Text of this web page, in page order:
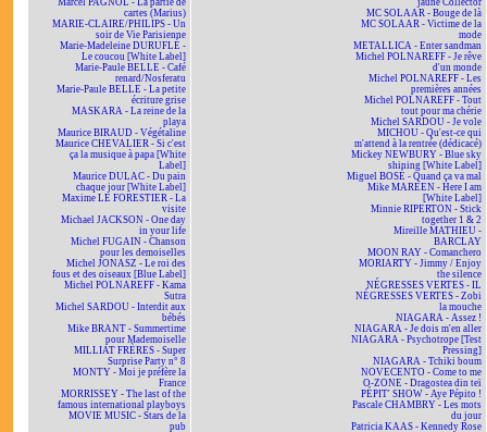
Marcel PAGNOL - La partie de
cartes (Marius)
MARIE-CLAIRE/PHILIPS - Un
soir de Vie Parisienne
Marie-Madeleine DURUFLÉ -
Le coucou [White Label]
Marie-Paule BELLE - Café
renard/Nosferatu
Marie-Paule BELLE - La petite
écriture grise
MASKARA - La reine de la
playa
Maurice BIRAUD - Végétaline
Maurice CHEVALIER - Si c'est
ça la musique à papa [White
Label]
Maurice DULAC - Du pain
chaque jour [White Label]
Maxime LE FORESTIER - La
visite
Michael JACKSON - One day
in your life
Michel FUGAIN - Chanson
pour les demoiselles
Michel JONASZ - Le roi des
fous et des oiseaux [Blue Label]
Michel POLNAREFF - Kama
Sutra
Michel SARDOU - Interdit aux
bébés
Mike BRANT - Summertime
pour Mademoiselle
MILLIAT FRÈRES - Super
Surprise Party n° 8
MONTY - Moi je préfère la
France
MORRISSEY - The last of the
famous international playboys
MOVIE MUSIC - Stars de la
pub
jaune Collector
MC SOLAAR - Bouge de là
MC SOLAAR - Victime de la
mode
METALLICA - Enter sandman
Michel POLNAREFF - Je rêve
d'un monde
Michel POLNAREFF - Les
premières années
Michel POLNAREFF - Tout
tout pour ma chérie
Michel SARDOU - Je vole
MICHOU - Qu'est-ce qui
m'attend à la rentrée (dédicacé)
Mickey NEWBURY - Blue sky
shining [White Label]
Miguel BOSÉ - Quand ça va mal
Mike MAREEN - Here I am
[White Label]
Minnie RIPERTON - Stick
together 1 & 2
Mireille MATHIEU -
BARCLAY
MOON RAY - Comanchero
MORIARTY - Jimmy / Enjoy
the silence
NÉGRESSES VERTES - IL
NÉGRESSES VERTES - Zobi
la mouche
NIAGARA - Assez !
NIAGARA - Je dois m'en aller
NIAGARA - Psychotrope [Test
Pressing]
NIAGARA - Tchiki boum
NOVECENTO - Come to me
O-ZONE - Dragostea din teï
PÉPIT' SHOW - Aye Pépito !
Pascale CHAMBRY - Les mots
du jour
Patricia KAAS - Kennedy Rose